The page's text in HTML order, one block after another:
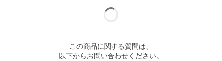
この商品に関する質問は、
以下からお問い合わせください。